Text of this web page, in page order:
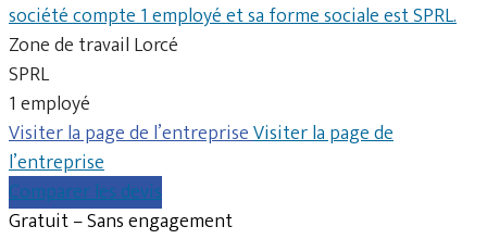
société compte 1 employé et sa forme sociale est SPRL.
Zone de travail Lorcé
SPRL
1 employé
Visiter la page de l’entrepriseVisiter la page de
l’entreprise
Comparer les devis
Gratuit – Sans engagement